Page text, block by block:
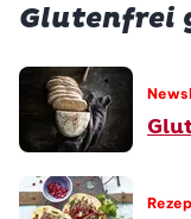
Glutenfrei